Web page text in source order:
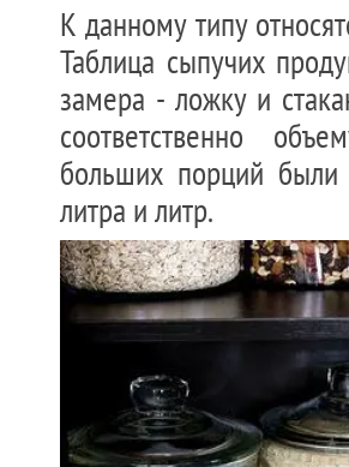
К данному типу
Таблица сыпучих
замера - ложку и
соответственно
больших порций
литра и литр.